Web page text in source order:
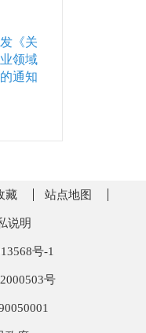
《关
领域
通知
藏 站点地图
说明
号-1
号